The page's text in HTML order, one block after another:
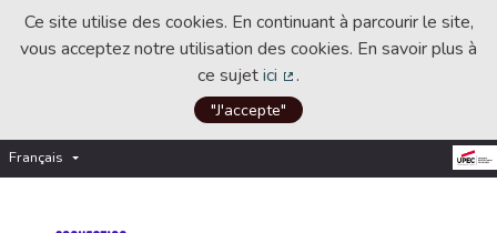
Ce site utilise des cookies. En continuant à parcourir le site,
vous acceptez notre utilisation des cookies. En savoir plus à
ce sujetici
(Lien externe)
.
"J'accepte"
Français Choisir la langue